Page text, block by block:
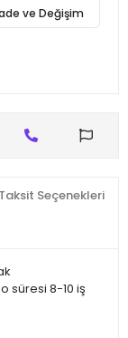
ve Değişim
Taksit Seçenekleri
süresi 8-10 iş